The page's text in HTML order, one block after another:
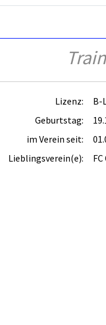
Lizenz:
B-
Geburtstag:
im Verein seit:
Lieblingsverein(e):